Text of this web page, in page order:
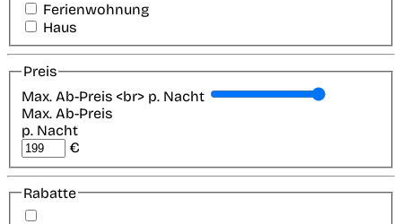
Ferienwohnung
Haus
Preis
Max. Ab-Preis <br> p. Nacht
Max. Ab-Preis
p. Nacht
€
Rabatte